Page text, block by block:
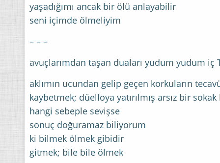
yaşadığımı ancak bir ölü anlayabilir
seni içimde ölmeliyim
– – –
avuçlarımdan taşan duaları yudum yudum iç
aklımın ucundan gelip geçen korkuların
kaybetmek; düelloya yatırılmış arsız bir sokak
hangi sebeple sevişse
sonuç doğuramaz biliyorum
ki bilmek ölmek gibidir
gitmek; bile bile ölmek